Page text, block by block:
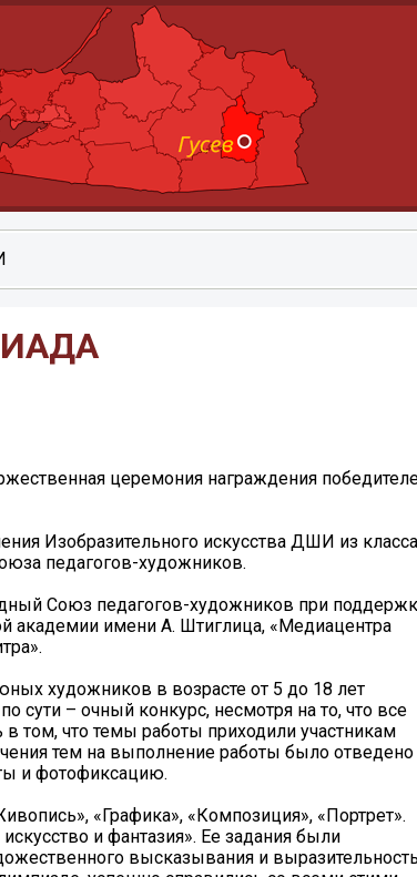
церемония награждения
Изобразительного искусства ДШИ из класса
педагогов-художников.
Союз педагогов-художников при
академии имени А. Штиглица, «Медиацентра
художников в возрасте от 5 до 18 лет
сути – очный конкурс, несмотря на то, что все
том, что темы работы приходили участникам
тем на выполнение работы было отведено
и фотофиксацию.
«Графика», «Композиция», «Портрет».
и фантазия». Ее задания были
высказывания и